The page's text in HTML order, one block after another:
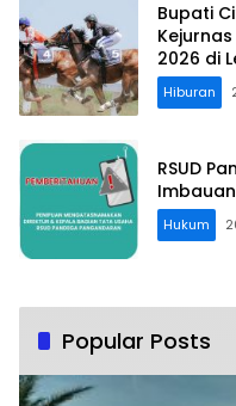
Bupati
2026 di
Hiburan
RSUD
Hukum
Popular Posts